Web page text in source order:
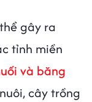
gây ra
tỉnh miền
và băng
cây trồng